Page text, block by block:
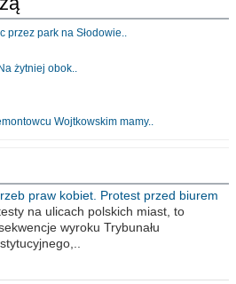
przez park na Słodowie..
żytniej obok..
Wojtkowskim mamy..
praw kobiet. Protest przed biurem
PiS
na ulicach polskich miast, to
wyroku Trybunału